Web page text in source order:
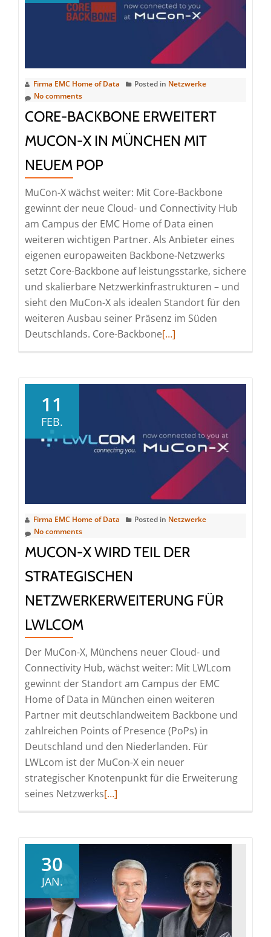
Brücke
in
digitale
Zukunft
als
für
Souveränität
und
Firma EMC Home of Data Posted in Netzwerke
No comments
CORE-BACKBONE ERWEITERT
MUCON-X IN MÜNCHEN MIT
NEUEM POP
MuCon-X wächst weiter: Mit Core-Backbone
gewinnt der neue Cloud- und Connectivity Hub
am Campus der EMC Home of Data einen
weiteren wichtigen Partner. Als Anbieter eines
eigenen europaweiten Backbone-Netzwerks
setzt Core-Backbone auf leistungsstarke, sichere
und skalierbare Netzwerkinfrastrukturen – und
sieht den MuCon-X als idealen Standort für den
weiteren Ausbau seiner Präsenz im Süden
Deutschlands. Core-BackboneRead
Backbone
erweitert
MuCon-
X
München
mit
neuem
PoP
[…]
11
FEB.
Firma EMC Home of Data Posted in Netzwerke
No comments
MUCON-X WIRD TEIL DER
STRATEGISCHEN
NETZWERKERWEITERUNG FÜR
LWLCOM
Der MuCon-X, Münchens neuer Cloud- und
Connectivity Hub, wächst weiter: Mit LWLcom
gewinnt der Standort am Campus der EMC
Home of Data in München einen weiteren
Partner mit deutschlandweitem Backbone und
zahlreichen Points of Presence (PoPs) in
Deutschland und den Niederlanden. Für
LWLcom ist der MuCon-X ein neuer
strategischer Knotenpunkt für die Erweiterung
seines NetzwerksRead
MuCon-
wird
Teil
der
strategischen
[…]
30
JAN.